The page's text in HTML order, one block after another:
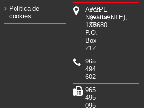
Política de
cookies
Avda.
Navarra,
133.
P.O.
Box
212
ASPE
(ALICANTE),
03680
965
494
602
965
495
095